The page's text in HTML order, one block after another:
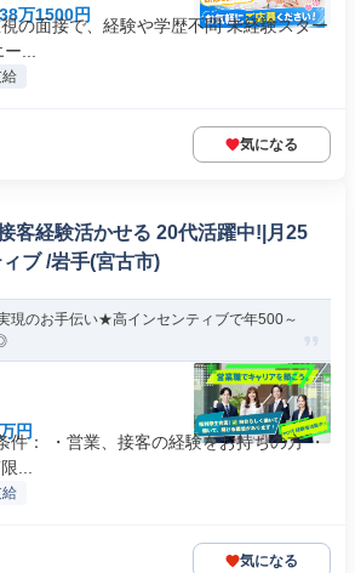
万1500円
の面接で、経験や学歴不問 未経験スター
...
気になる
客経験活かせる 20代活躍中!|月25
ブ /岩手(宮古市)
現のお手伝い★高インセンティブで年500～
円
件： ・営業、接客の経験をお持ちの方 ・
...
気になる